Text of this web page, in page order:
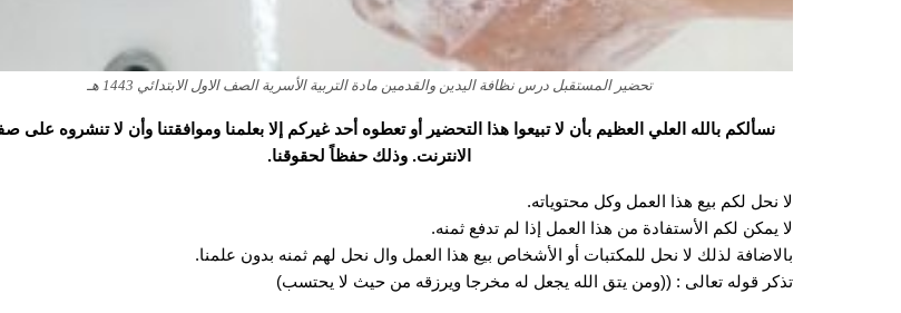
تحضير المستقبل درس نظافة اليدين والقدمين مادة التربية الأسرية الصف الاول الابتدائي 1443 هـ
نسألكم بالله العلي العظيم بأن لا تبيعوا هذا التحضير أو تعطوه أحد غيركم إلا بعلمنا وموافقتنا وأن لا تنشروه على
الانترنت. وذلك حفظاً لحقوقنا.
لا نحل لكم بيع هذا العمل وكل محتوياته.
لا يمكن لكم الأستفادة من هذا العمل إذا لم تدفع ثمنه.
بالاضافة لذلك لا نحل للمكتبات أو الأشخاص بيع هذا العمل وال نحل لهم ثمنه بدون علمنا.
تذكر قوله تعالى : ((ومن يتق الله يجعل له مخرجا ويرزقه من حيث لا يحتسب)